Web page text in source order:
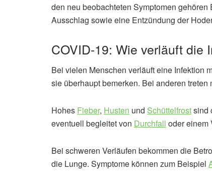
den neu beobachteten Symptomen
Ausschlag sowie eine Entzündung der
COVID-19: Wie verläuft die
Bei vielen Menschen verläuft eine Infektion
sie überhaupt bemerken. Bei anderen
Hohes Fieber, Husten und Schüttelfrostsind
eventuell begleitet von Durchfall oder einem
Bei schweren Verläufen bekommen die
die Lunge. Symptome können zum Beispiel